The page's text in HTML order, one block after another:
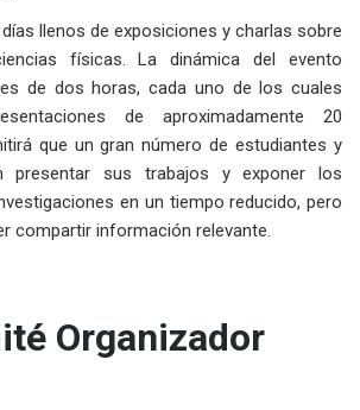
llenos de exposiciones y charlas sobre
físicas. La dinámica del evento
de dos horas, cada uno de los cuales
de aproximadamente 20
que un gran número de estudiantes y
presentar sus trabajos y exponer los
en un tiempo reducido, pero
compartir información relevante.
Organizador